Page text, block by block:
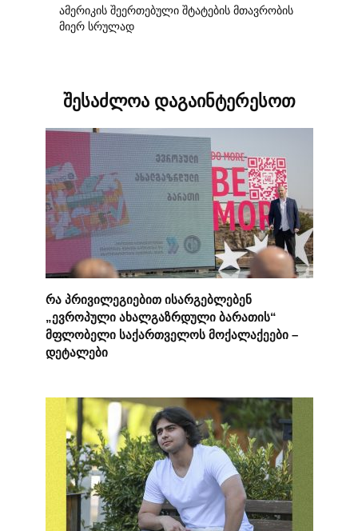
ამერიკის შეერთებული შტატების მთავრობის
მიერ სრულად
შესაძლოა დაგაინტერესოთ
რა პრივილეგიებით ისარგებლებენ
„ევროპული ახალგაზრდული ბარათის“
მფლობელი საქართველოს მოქალაქეები –
დეტალები